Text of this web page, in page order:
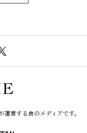
営する食のメディアです。